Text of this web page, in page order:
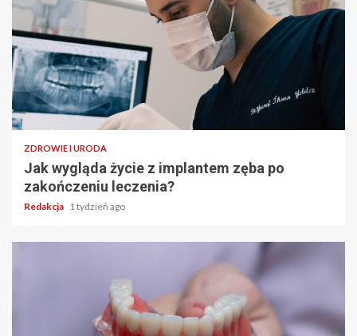
ZDROWIE I URODA
Jak wygląda życie z implantem zęba po
zakończeniu leczenia?
Redakcja 1 tydzień ago